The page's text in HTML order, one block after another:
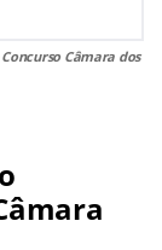
Câmara dos